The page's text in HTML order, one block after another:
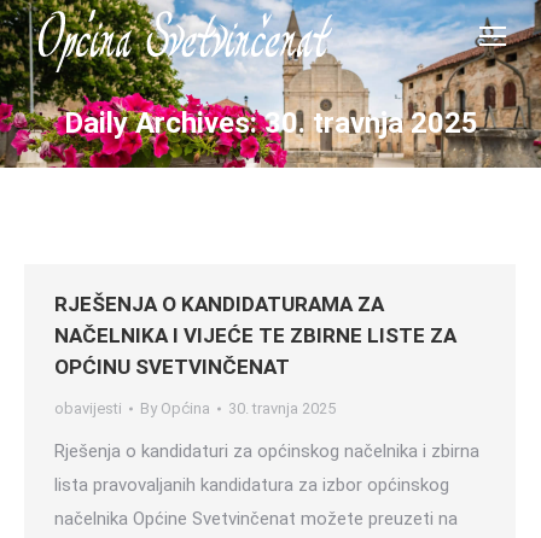
Daily Archives:30. travnja 2025
RJEŠENJA O KANDIDATURAMA ZA
NAČELNIKA I VIJEĆE TE ZBIRNE LISTE ZA
OPĆINU SVETVINČENAT
obavijesti By Općina 30. travnja 2025
Rješenja o kandidaturi za općinskog načelnika i zbirna
lista pravovaljanih kandidatura za izbor općinskog
načelnika Općine Svetvinčenat možete preuzeti na